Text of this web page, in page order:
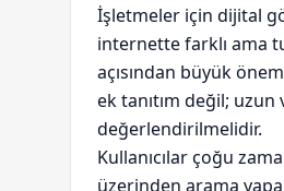
İşletmeler için dijital
internette farklı ama
açısından büyük
ek tanıtım değil;
değerlendirilmelidir.
Kullanıcılar çoğu
üzerinden arama